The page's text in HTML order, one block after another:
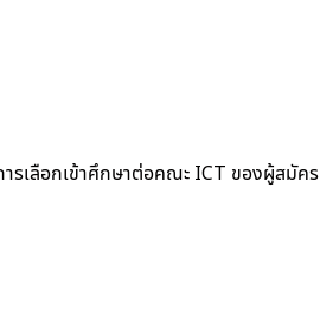
เลือกเข้าศึกษาต่อคณะ ICT ของผู้สมัคร